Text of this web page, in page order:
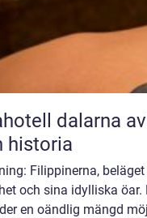
avkoppling bland berg, sjöar
historia
Filippinerna,
och sina idylliska öar.
en oändlig mängd